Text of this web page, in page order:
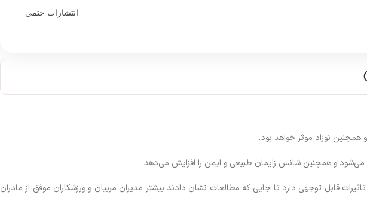
انتشارات حتمی
نوزاد موثر خواهد بود.
و همچنین شانس زایمان طبیعی و ایمن را افزایش می‌دهد.
قابل توجهی دارد تا جایی که مطالعات نشان دادند بیشتر مدیران مربیان و ورزشکاران موفق از مادران